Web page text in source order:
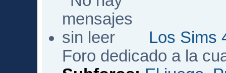
Los Sims
Foro dedicado a la